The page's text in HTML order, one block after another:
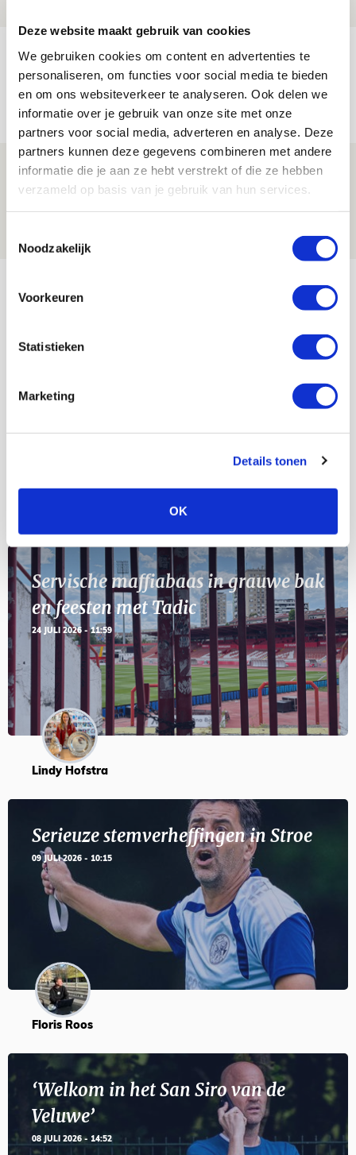
Deze website maakt gebruik van cookies
We gebruiken cookies om content en advertenties te
personaliseren, om functies voor social media te bieden
en om ons websiteverkeer te analyseren. Ook delen we
informatie over je gebruik van onze site met onze
partners voor social media, adverteren en analyse. Deze
partners kunnen deze gegevens combineren met andere
informatie die je aan ze hebt verstrekt of die ze hebben
verzameld op basis van je gebruik van hun services.
Noodzakelijk
Voorkeuren
Statistieken
Marketing
Details tonen
OK
Trotse Klaassen: ‘Vierhonderd duels
voor mijn club is heel speciaal’
06 AUGUSTUS 2026 - 23:43
NIEUWS
Ajax zet Shelbourne eenvoudig opzij en
reist met vertrouwen naar Dublin
AGENDA
Selectiedag ballenjongens/-meiden
Servische maffiabaas in grauwe bak
en feesten met Tadic
24 JULI 2026 - 11:59
Lindy Hofstra
Serieuze stemverheffingen in Stroe
09 JULI 2026 - 10:15
Floris Roos
‘Welkom in het San Siro van de
Veluwe’
08 JULI 2026 - 14:52